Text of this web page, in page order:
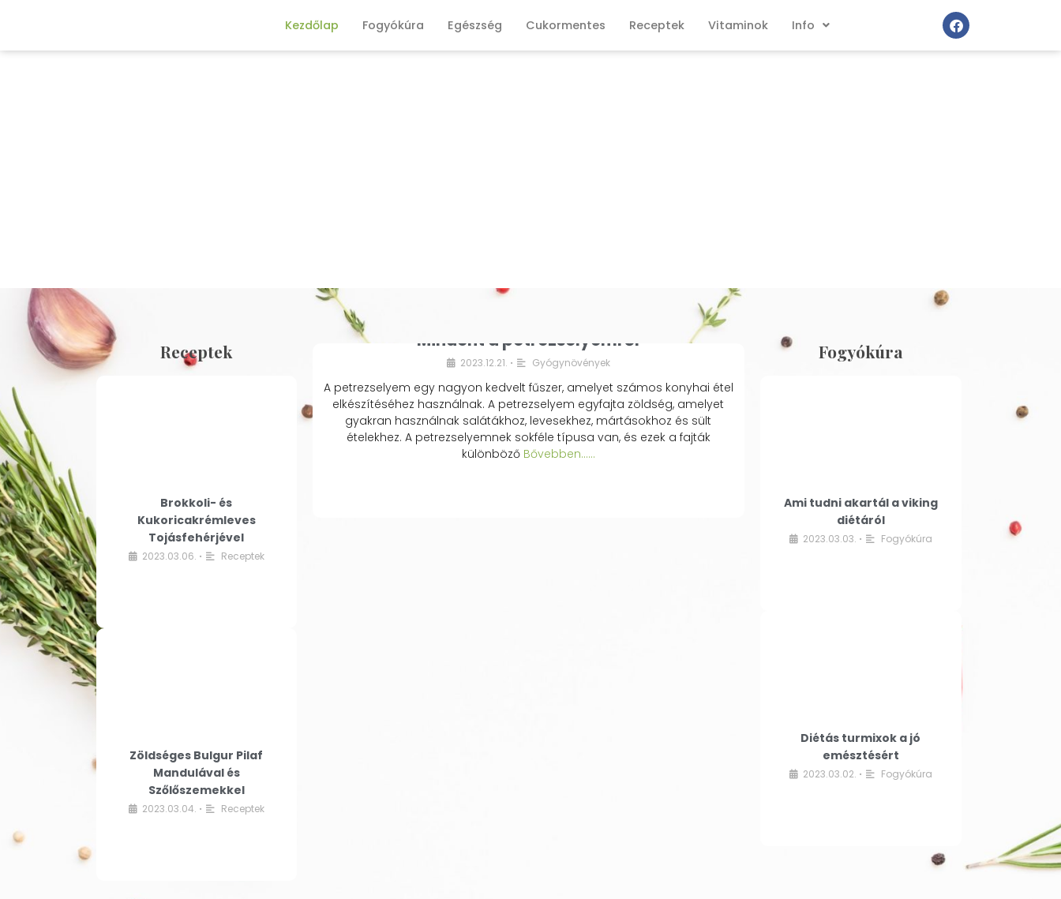
Kezdőlap Fogyókúra Egészség Cukormentes Receptek Vitaminok Info
Receptek
Brokkoli- és
Kukoricakrémleves
Tojásfehérjével
2023.03.06. • Receptek
Zöldséges Bulgur Pilaf
Mandulával és
Szőlőszemekkel
2023.03.04. • Receptek
Mindent a petrezselyemről
2023.12.21. • Gyógynövények
A petrezselyem egy nagyon kedvelt fűszer, amelyet számos konyhai étel
elkészítéséhez használnak. A petrezselyem egyfajta zöldség, amelyet
gyakran használnak salátákhoz, levesekhez, mártásokhoz és sült
ételekhez. A petrezselyemnek sokféle típusa van, és ezek a fajták
különbözőBővebben...…
Fogyókúra
Ami tudni akartál a viking
diétáról
2023.03.03. • Fogyókúra
Diétás turmixok a jó
emésztésért
2023.03.02. • Fogyókúra